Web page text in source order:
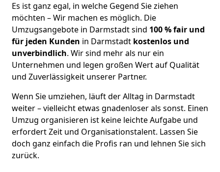
Es ist ganz egal, in welche Gegend Sie ziehen
möchten – Wir machen es möglich. Die
Umzugsangebote in Darmstadt sind 100 % fair und
für jeden Kunden in Darmstadt kostenlos und
unverbindlich. Wir sind mehr als nur ein
Unternehmen und legen großen Wert auf Qualität
und Zuverlässigkeit unserer Partner.
Wenn Sie umziehen, läuft der Alltag in Darmstadt
weiter – vielleicht etwas gnadenloser als sonst. Einen
Umzug organisieren ist keine leichte Aufgabe und
erfordert Zeit und Organisationstalent. Lassen Sie
doch ganz einfach die Profis ran und lehnen Sie sich
zurück.